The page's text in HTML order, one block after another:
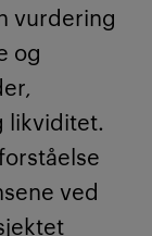
vurdering
og
likviditet.
ved